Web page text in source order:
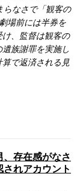
らなさで「観客の
場前には半券を
、監督は観客の
族謝罪を実施し
で返済される見
存在感がなさ
れアカウント